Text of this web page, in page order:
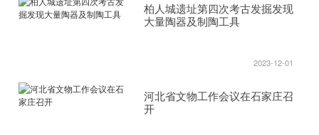
柏人城遗址第四次考古发掘发现
大量陶器及制陶工具
2023-12-01
河北省文物工作会议在石家庄召
开